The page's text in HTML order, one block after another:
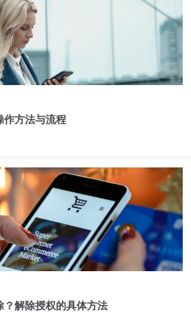
作方法与流程
解除授权的具体方法